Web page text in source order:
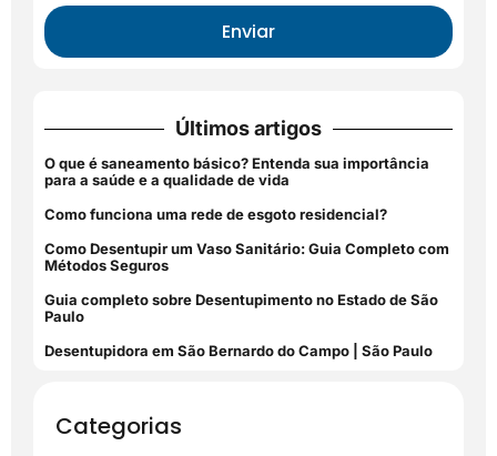
Enviar
Últimos artigos
O que é saneamento básico? Entenda sua importância
para a saúde e a qualidade de vida
Como funciona uma rede de esgoto residencial?
Como Desentupir um Vaso Sanitário: Guia Completo com
Métodos Seguros
Guia completo sobre Desentupimento no Estado de São
Paulo
Desentupidora em São Bernardo do Campo | São Paulo
Categorias